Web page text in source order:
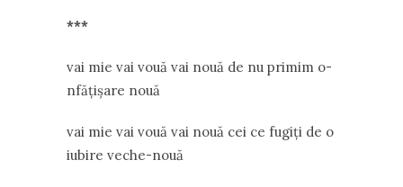
***
vai mie vai vouă vai nouă de nu primim o-
nfățișare nouă
vai mie vai vouă vai nouă cei ce fugiți de o
iubire veche-nouă